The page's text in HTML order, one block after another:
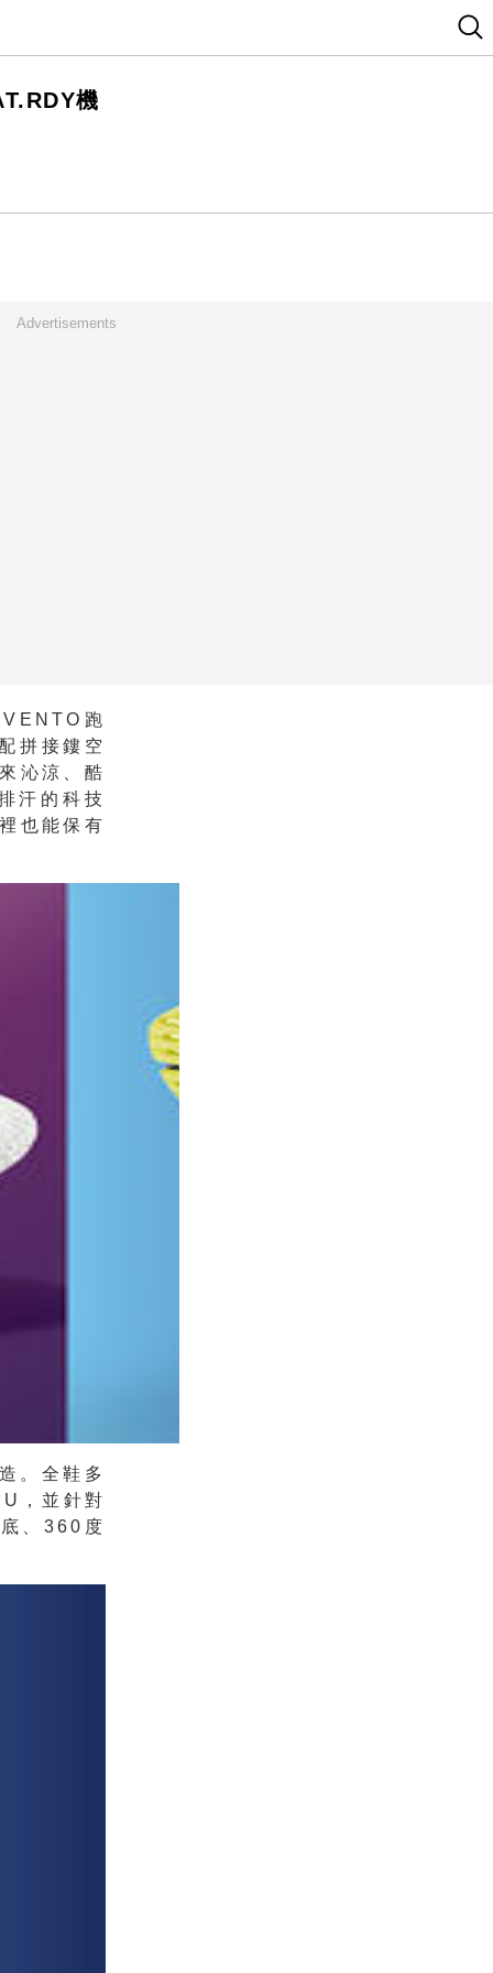
機
Advertisements
跑
拼接鏤空
沁涼、酷
汗的科技
也能保有
。全鞋多
，並針對
、360度